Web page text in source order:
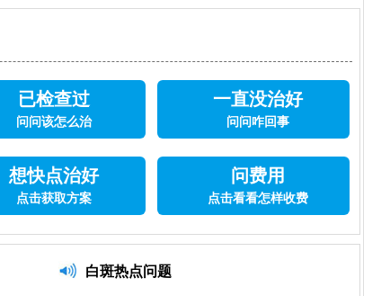
查
已检查过
问问该怎么治
一直没治好
问问咋回事
想快点治好
点击获取方案
问费用
点击看看怎样收费
白斑热点问题